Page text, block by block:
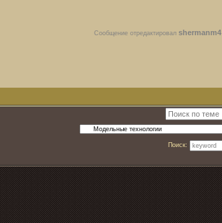
Сообщение отредактировал shermanm4
Поиск: